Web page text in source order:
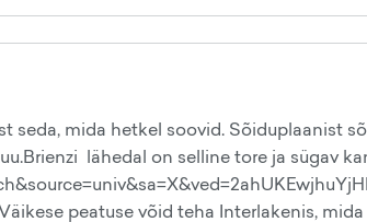
seda, mida hetkel soovid. Sõiduplaanist
lähedal on selline tore ja sügav
peatuse võid teha Interlakenis,